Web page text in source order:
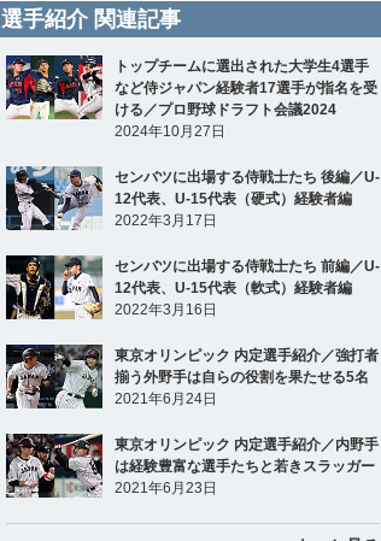
選手紹介 関連記事
トップチームに選出された大学生4選手
など侍ジャパン経験者17選手が指名を受
ける／プロ野球ドラフト会議2024
2024年10月27日
センバツに出場する侍戦士たち 後編／U-
12代表、U-15代表（硬式）経験者編
2022年3月17日
センバツに出場する侍戦士たち 前編／U-
12代表、U-15代表（軟式）経験者編
2022年3月16日
東京オリンピック 内定選手紹介／強打者
揃う外野手は自らの役割を果たせる5名
2021年6月24日
東京オリンピック 内定選手紹介／内野手
は経験豊富な選手たちと若きスラッガー
2021年6月23日